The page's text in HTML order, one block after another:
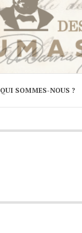
QUI SOMMES-NOUS ?